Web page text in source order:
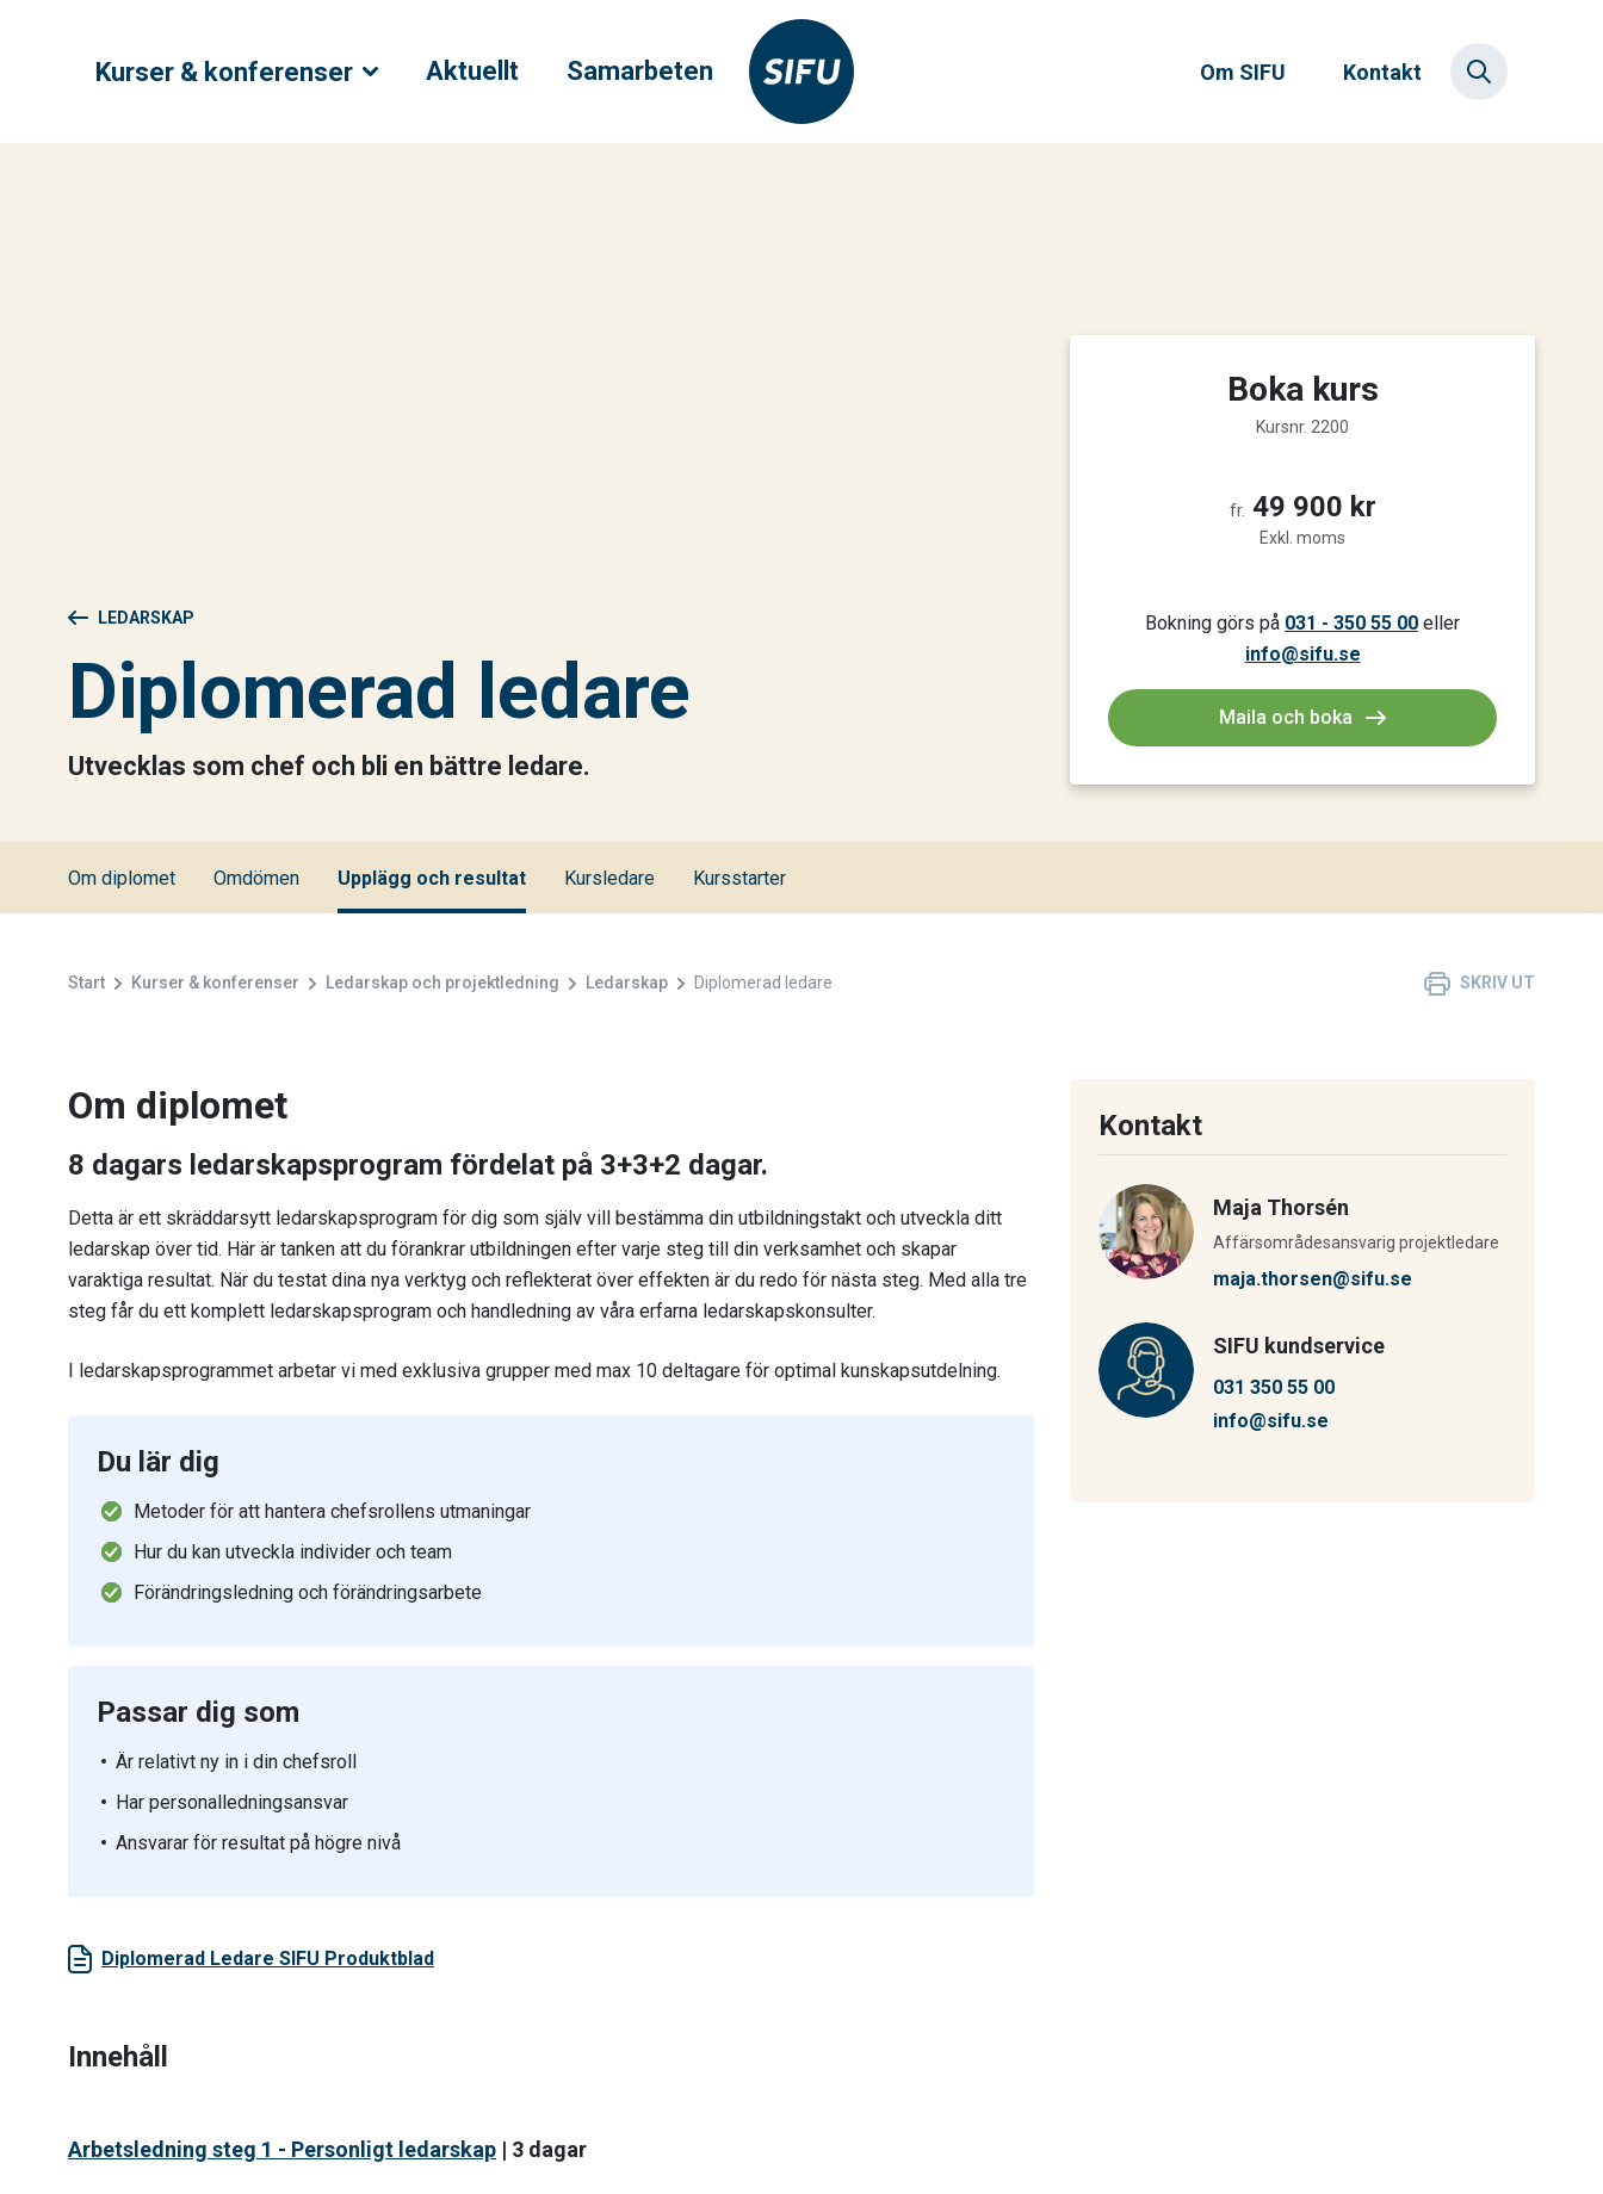
Kurser & konferenser Aktuellt Samarbeten Om SIFU Kontakt
LEDARSKAP
Diplomerad ledare
Utvecklas som chef och bli en bättre ledare.
Boka kurs
Kursnr. 2200
fr. 49 900 kr
Exkl. moms
Bokning görs på 031 - 350 55 00 eller
info@sifu.se
Maila och boka
Om diplomet Omdömen Upplägg och resultat Kursledare Kursstarter
Start Kurser & konferenser Ledarskap och projektledning Ledarskap Diplomerad ledare SKRIV UT
Om diplomet
8 dagars ledarskapsprogram fördelat på 3+3+2 dagar.
Detta är ett skräddarsytt ledarskapsprogram för dig som själv vill bestämma din utbildningstakt och utveckla ditt
ledarskap över tid. Här är tanken att du förankrar utbildningen efter varje steg till din verksamhet och skapar
varaktiga resultat. När du testat dina nya verktyg och reflekterat över effekten är du redo för nästa steg. Med alla tre
steg får du ett komplett ledarskapsprogram och handledning av våra erfarna ledarskapskonsulter.
I ledarskapsprogrammet arbetar vi med exklusiva grupper med max 10 deltagare för optimal kunskapsutdelning.
Du lär dig
Metoder för att hantera chefsrollens utmaningar
Hur du kan utveckla individer och team
Förändringsledning och förändringsarbete
Passar dig som
Är relativt ny in i din chefsroll
Har personalledningsansvar
Ansvarar för resultat på högre nivå
Diplomerad Ledare SIFU Produktblad
Innehåll
Arbetsledning steg 1 - Personligt ledarskap | 3 dagar
Kontakt
Maja Thorsén
Affärsområdesansvarig projektledare
maja.thorsen@sifu.se
SIFU kundservice
031 350 55 00
info@sifu.se